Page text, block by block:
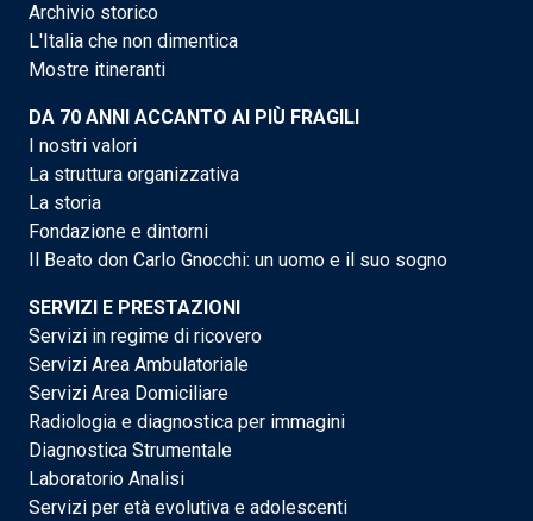
Archivio storico
L'Italia che non dimentica
Mostre itineranti
DA 70 ANNI ACCANTO AI PIÙ FRAGILI
I nostri valori
La struttura organizzativa
La storia
Fondazione e dintorni
Il Beato don Carlo Gnocchi: un uomo e il suo sogno
SERVIZI E PRESTAZIONI
Servizi in regime di ricovero
Servizi Area Ambulatoriale
Servizi Area Domiciliare
Radiologia e diagnostica per immagini
Diagnostica Strumentale
Laboratorio Analisi
Servizi per età evolutiva e adolescenti